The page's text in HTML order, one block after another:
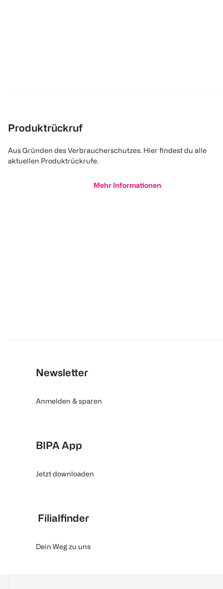
Produktrückruf
Aus Gründen des Verbraucherschutzes. Hier findest du alle
aktuellen Produktrückrufe.
Mehr Informationen
Newsletter
Anmelden & sparen
BIPA App
Jetzt downloaden
Filialfinder
Dein Weg zu uns